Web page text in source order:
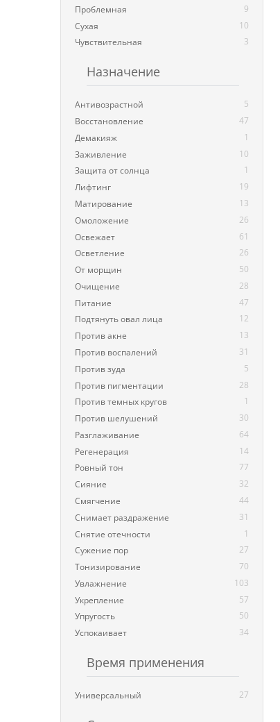
Проблемная
9
Сухая
10
Чувствительная
3
Назначение
Антивозрастной
5
Восстановление
47
Демакияж
1
Заживление
10
Защита от солнца
1
Лифтинг
19
Матирование
13
Омоложение
26
Освежает
61
Осветление
26
От морщин
50
Очищение
28
Питание
47
Подтянуть овал лица
12
Против акне
13
Против воспалений
31
Против зуда
5
Против пигментации
28
Против темных кругов
1
Против шелушений
30
Разглаживание
64
Регенерация
14
Ровный тон
77
Сияние
32
Смягчение
44
Снимает раздражение
31
Снятие отечности
1
Сужение пор
27
Тонизирование
70
Увлажнение
103
Укрепление
57
Упругость
50
Успокаивает
34
Время применения
Универсальный 27